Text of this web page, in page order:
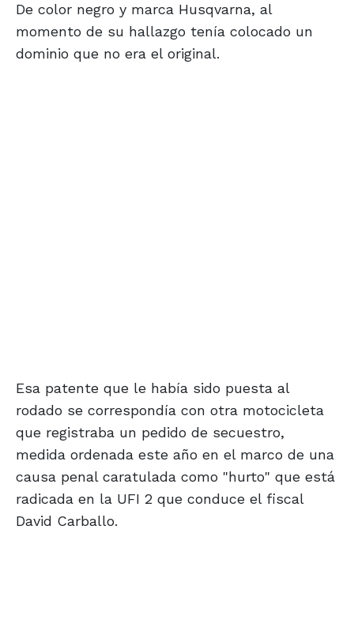
De color negro y marca Husqvarna, al
momento de su hallazgo tenía colocado un
dominio que no era el original.
Esa patente que le había sido puesta al
rodado se correspondía con otra motocicleta
que registraba un pedido de secuestro,
medida ordenada este año en el marco de una
causa penal caratulada como "hurto" que está
radicada en la UFI 2 que conduce el fiscal
David Carballo.